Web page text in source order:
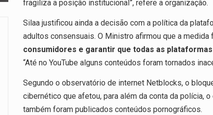
fragiliza a posição institucional”, refere a organização.
Silaa justificou ainda a decisão com a política da
adultos consensuais. O Ministro afirmou que a medida
consumidores e garantir que todas as
“Até no YouTube alguns conteúdos foram tornados
Segundo o observatório de internet Netblocks, o
cibernético que afetou, para além da conta da polícia,
também foram publicados conteúdos pornográficos.